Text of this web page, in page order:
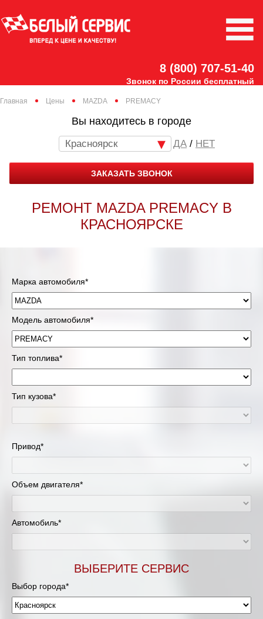
8 (800) 707-51-40
Звонок по России бесплатный
Главная Цены MAZDA PREMACY
Вы находитесь в городе
Красноярск / НЕТ
ЗАКАЗАТЬ ЗВОНОК
РЕМОНТ MAZDA PREMACY В
КРАСНОЯРСКЕ
Марка автомобиля*
Модель автомобиля*
Тип топлива*
Тип кузова*
Привод*
Объем двигателя*
Автомобиль*
ВЫБЕРИТЕ СЕРВИС
Выбор города*